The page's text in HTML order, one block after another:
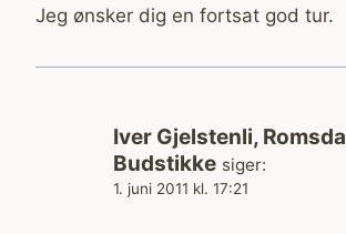
Jeg ønsker dig en fortsat god tur.
Iver Gjelstenli,
Budstikke siger:
1. juni 2011 kl. 17:21